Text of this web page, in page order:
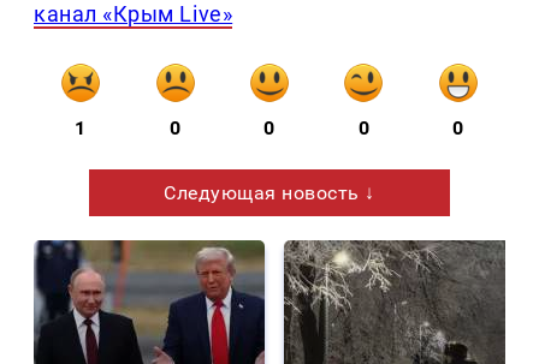
канал «Крым Live»
1 0 0 0 0
Следующая новость ↓